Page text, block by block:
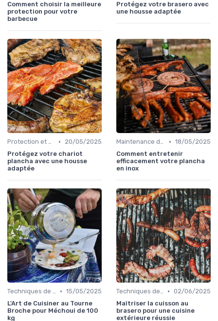
Comment choisir la meilleure
protection pour votre
barbecue
Protégez votre brasero avec
une housse adaptée
Protection et Conservation du Matériel •
20/05/2025
Protégez votre chariot
plancha avec une housse
adaptée
Maintenance des Équipements • 18/05/2025
Comment entretenir
efficacement votre plancha
en inox
Techniques de Cuisson en Plein Air • 15/05/2025
L'Art de Cuisiner au Tourne
Broche pour Méchoui de 100
kg
Techniques de Cuisson en Plein Air • 02/06/2025
Maîtriser la cuisson au
brasero pour une cuisine
extérieure réussie